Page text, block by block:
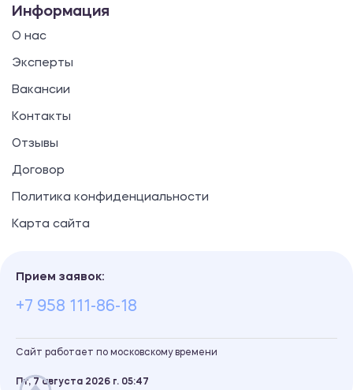
Информация
О нас
Эксперты
Вакансии
Контакты
Отзывы
Договор
Политика конфиденциальности
Карта сайта
Прием заявок:
+7 958 111-86-18
Сайт работает по московскому времени
Пт, 7 августа 2026 г. 05 47